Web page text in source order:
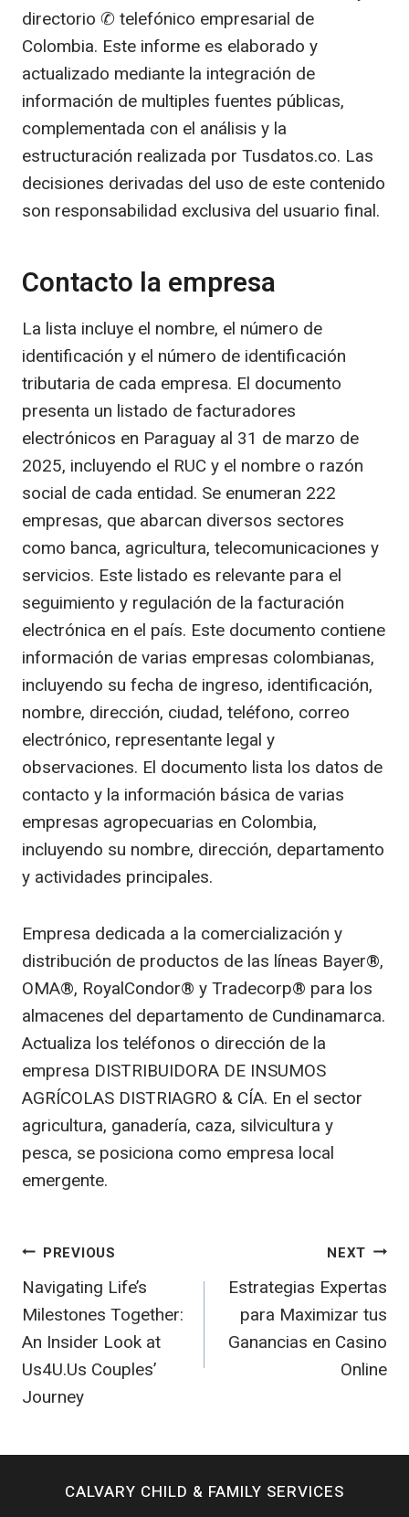
directorio ✆ telefónico empresarial de
Colombia. Este informe es elaborado y
actualizado mediante la integración de
información de multiples fuentes públicas,
complementada con el análisis y la
estructuración realizada por Tusdatos.co. Las
decisiones derivadas del uso de este contenido
son responsabilidad exclusiva del usuario final.
Contacto la empresa
La lista incluye el nombre, el número de
identificación y el número de identificación
tributaria de cada empresa. El documento
presenta un listado de facturadores
electrónicos en Paraguay al 31 de marzo de
2025, incluyendo el RUC y el nombre o razón
social de cada entidad. Se enumeran 222
empresas, que abarcan diversos sectores
como banca, agricultura, telecomunicaciones y
servicios. Este listado es relevante para el
seguimiento y regulación de la facturación
electrónica en el país. Este documento contiene
información de varias empresas colombianas,
incluyendo su fecha de ingreso, identificación,
nombre, dirección, ciudad, teléfono, correo
electrónico, representante legal y
observaciones. El documento lista los datos de
contacto y la información básica de varias
empresas agropecuarias en Colombia,
incluyendo su nombre, dirección, departamento
y actividades principales.
Empresa dedicada a la comercialización y
distribución de productos de las líneas Bayer®,
OMA®, RoyalCondor® y Tradecorp® para los
almacenes del departamento de Cundinamarca.
Actualiza los teléfonos o dirección de la
empresa DISTRIBUIDORA DE INSUMOS
AGRÍCOLAS DISTRIAGRO & CÍA. En el sector
agricultura, ganadería, caza, silvicultura y
pesca, se posiciona como empresa local
emergente.
Post
navigation
PREVIOUS
Navigating Life’s
Milestones Together:
An Insider Look at
Us4U.Us Couples’
Journey
NEXT
Estrategias Expertas
para Maximizar tus
Ganancias en Casino
Online
CALVARY CHILD & FAMILY SERVICES